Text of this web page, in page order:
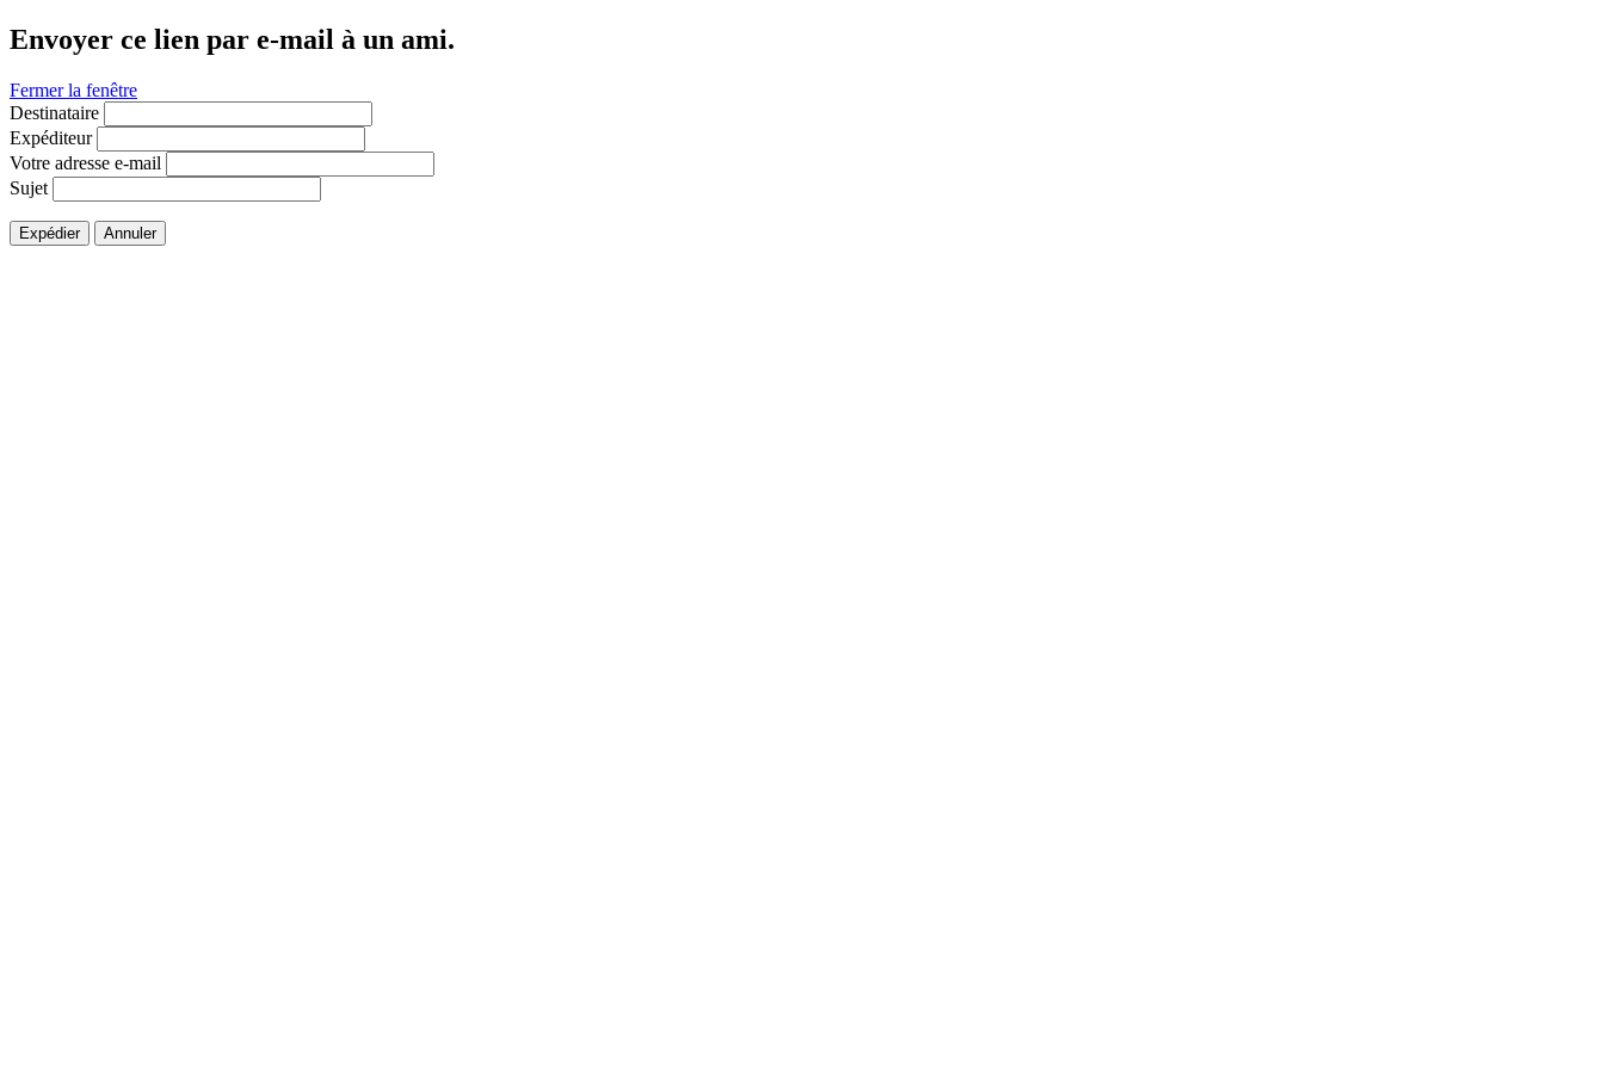
Envoyer ce lien par e-mail à un ami.
Fermer la fenêtre
Destinataire
Expéditeur
Votre adresse e-mail
Sujet
Expédier Annuler